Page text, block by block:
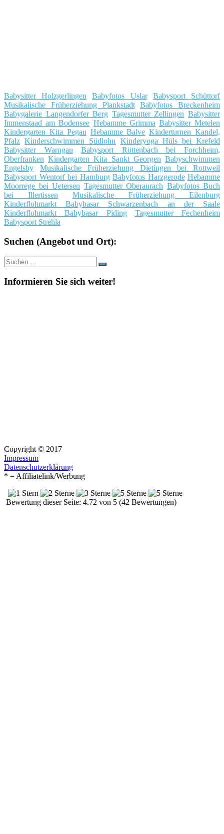
Babysitter Holzgerlingen Babyfotos Uslar
Babysport Schüttorf
Musikalische Früherziehung Plankstadt
Babyfotos Breckenheim
Babygalerie Langendorfer Berg Tagesmutter Zellingen Babysitter
Immenstaad am Bodensee Hebamme Grimma Babysitter Metelen
Kindergarten Kita Pegau Hebamme Balve Kinderturnen Kandel,
Pfalz Kinderschwimmen Südlohn
Kinderyoga Hüls bei Krefeld
Babysitter Warngau
Babysport Röttenbach bei Forchheim,
Oberfranken Kindergarten Kita Sankt Georgen Babyschwimmen
Engelsby
Musikalische Früherziehung Dietingen bei Rottweil
Babysport Wentorf bei Hamburg Babyfotos Harzgerode Hebamme
Moorrege bei Uetersen Tagesmutter Oberaurach Babyfotos Buch
bei Illertissen
Musikalische Früherziehung Eilenburg
Kinderflohmarkt Babybasar Schwarzenbach an der Saale
Kinderflohmarkt Babybasar Piding
Tagesmutter Fechenheim
Babysport Strehla
Suchen (Angebot und Ort):
Suche
nach:
Suchen
Informieren Sie sich weiter!
Copyright © 2017
Impressum
Datenschutzerklärung
* = Affiliatelink/Werbung
Bewertung dieser Seite: 4.72 von 5 (42 Bewertungen)